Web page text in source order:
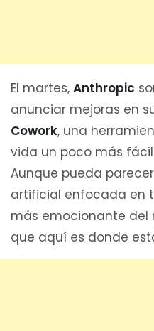
El martes, Anthropic
anunciar mejoras en
Cowork, una
vida un poco más
Aunque pueda
artificial enfocada en
más emocionante del
que aquí es donde